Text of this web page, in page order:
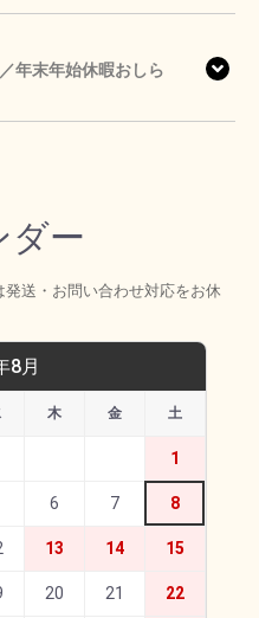
年末年始休暇おしら
ダー
送・お問い合わせ対応をお休
8月
木 金 土
1
6 7 8
13 14 15
20 21 22